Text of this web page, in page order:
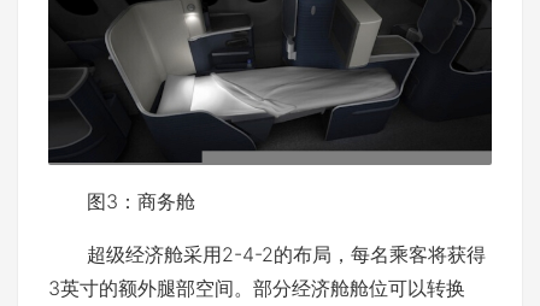
图3：商务舱
超级经济舱采用2-4-2的布局，每名乘客将获得
3英寸的额外腿部空间。部分经济舱舱位可以转换